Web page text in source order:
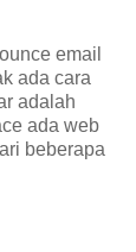
email
ada cara
adalah
ada web
beberapa